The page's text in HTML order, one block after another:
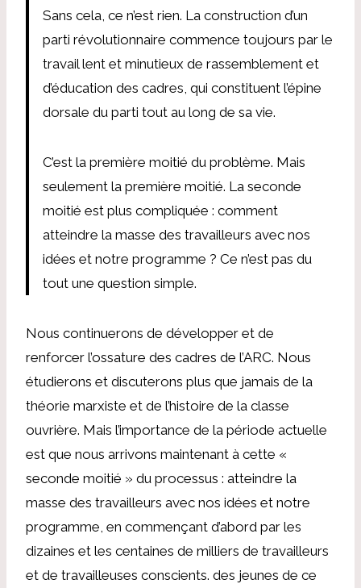
Sans cela, ce n’est rien. La construction d’un
parti révolutionnaire commence toujours par le
travail lent et minutieux de rassemblement et
d’éducation des cadres, qui constituent l’épine
dorsale du parti tout au long de sa vie.
C’est la première moitié du problème. Mais
seulement la première moitié. La seconde
moitié est plus compliquée : comment
atteindre la masse des travailleurs avec nos
idées et notre programme ? Ce n’est pas du
tout une question simple.
Nous continuerons de développer et de
renforcer l’ossature des cadres de l’ARC. Nous
étudierons et discuterons plus que jamais de la
théorie marxiste et de l’histoire de la classe
ouvrière. Mais l’importance de la période actuelle
est que nous arrivons maintenant à cette «
seconde moitié » du processus : atteindre la
masse des travailleurs avec nos idées et notre
programme, en commençant d’abord par les
dizaines et les centaines de milliers de travailleurs
et de travailleuses conscients. des jeunes de ce